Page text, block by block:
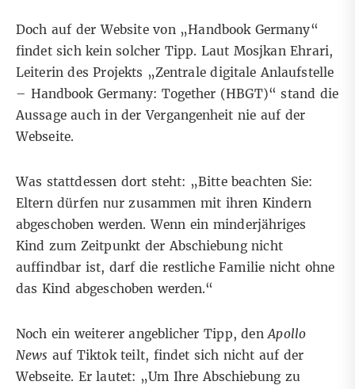
Doch auf derWebsite von „Handbook Germany“
findet sich kein solcher Tipp. Laut Mosjkan Ehrari,
Leiterin des Projekts „Zentrale digitale Anlaufstelle
– Handbook Germany: Together (HBGT)“ stand die
Aussage auch in der Vergangenheit nie auf der
Webseite.
Was stattdessen dort steht: „Bitte beachten Sie:
Eltern dürfen nur zusammen mit ihren Kindern
abgeschoben werden. Wenn ein minderjähriges
Kind zum Zeitpunkt der Abschiebung nicht
auffindbar ist, darf die restliche Familie nicht ohne
das Kind abgeschoben werden.“
Noch ein weiterer angeblicher Tipp, denApollo
News aufTiktokteilt, findet sich nicht auf der
Webseite. Er lautet: „Um Ihre Abschiebung zu